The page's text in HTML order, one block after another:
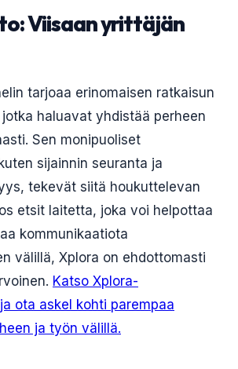
Viisaan yrittäjän
tarjoaa erinomaisen ratkaisun
haluavat yhdistää perheen
Sen monipuoliset
sijainnin seuranta ja
tekevät siitä houkuttelevan
etsit laitetta, joka voi helpottaa
kommunikaatiota
välillä, Xplora on ehdottomasti
Katso Xplora-
ota askel kohti parempaa
ja työn välillä.